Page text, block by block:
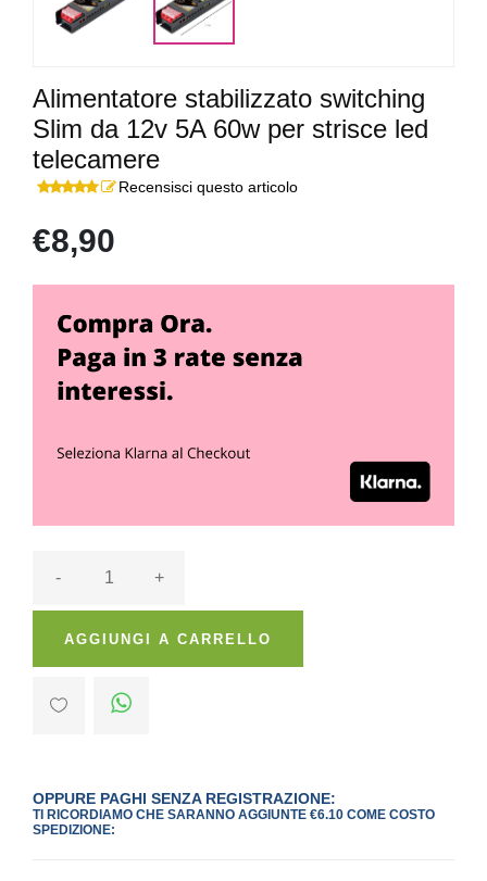
Alimentatore stabilizzato switching
Slim da 12v 5A 60w per strisce led
telecamere
Recensisci questo articolo
€8,90
- +
AGGIUNGI A CARRELLO
OPPURE PAGHI SENZA REGISTRAZIONE:
TI RICORDIAMO CHE SARANNO AGGIUNTE €6.10 COME COSTO
SPEDIZIONE: